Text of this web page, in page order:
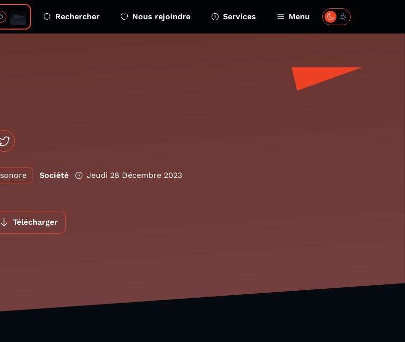
Mosaic - 2026-08-07 - no 14
Rechercher Nous rejoindre Services Menu
Société Jeudi 28 Décembre 2023
Télécharger